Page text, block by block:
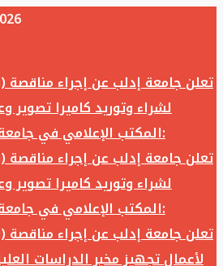
تعلن جامعة إدلب عن إجراء مناقصة
لشراء وتوريد كاميرا تصوير
المكتب الإعلامي في جامعة إدلب وفق الآتي:
تعلن جامعة إدلب عن إجراء مناقصة
لشراء وتوريد كاميرا تصوير
المكتب الإعلامي في جامعة إدلب وفق الآتي:
تعلن جامعة إدلب عن إجراء مناقصة
لأعمال تجهيز مخبر الدراسات